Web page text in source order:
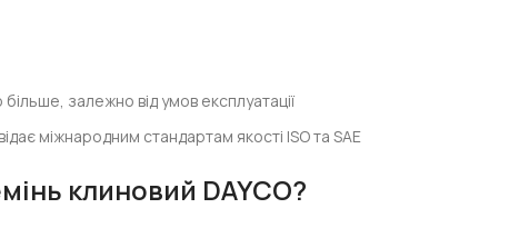
залежно від умов експлуатації
міжнародним стандартам якості ISO та SAE
клиновий DAYCO?